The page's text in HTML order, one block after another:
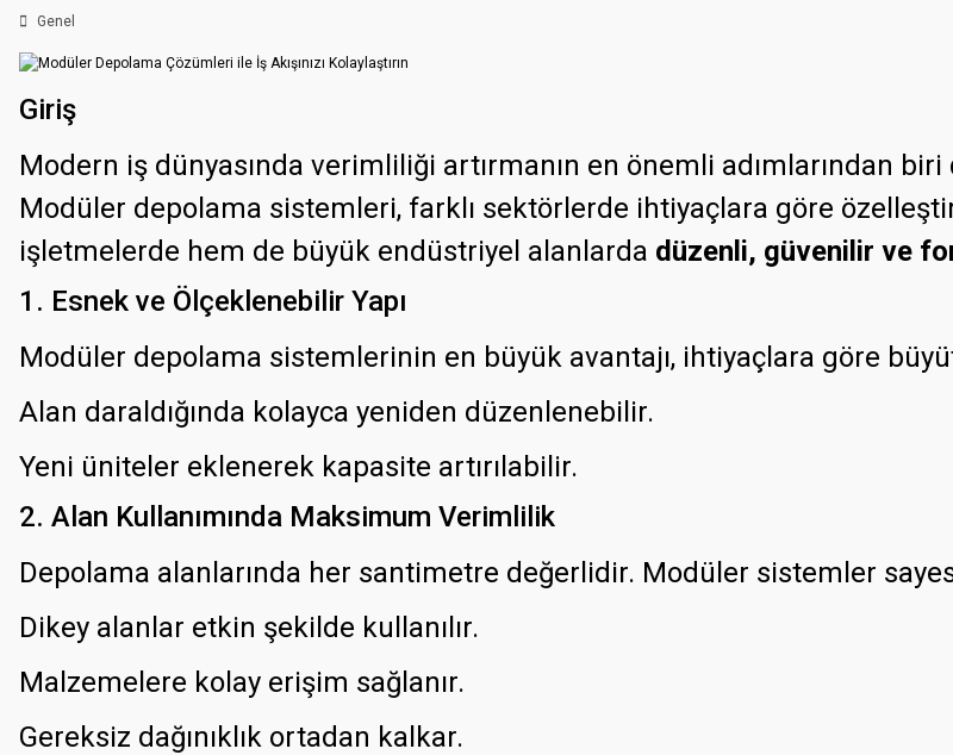
Genel
Giriş
Modern iş dünyasında verimliliği artırmanın en önemli adımlarından biri
Modüler depolama sistemleri, farklı sektörlerde ihtiyaçlara göre
işletmelerde hem de büyük endüstriyel alanlarda düzenli, güvenilir ve
1. Esnek ve Ölçeklenebilir Yapı
Modüler depolama sistemlerinin en büyük avantajı, ihtiyaçlara göre
Alan daraldığında kolayca yeniden düzenlenebilir.
Yeni üniteler eklenerek kapasite artırılabilir.
2. Alan Kullanımında Maksimum Verimlilik
Depolama alanlarında her santimetre değerlidir. Modüler sistemler
Dikey alanlar etkin şekilde kullanılır.
Malzemelere kolay erişim sağlanır.
Gereksiz dağınıklık ortadan kalkar.